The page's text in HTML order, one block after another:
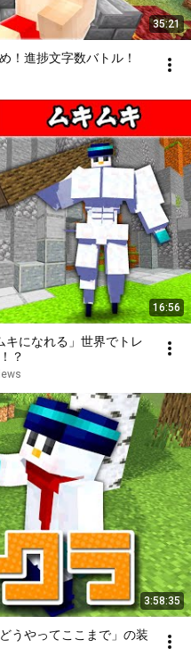
35:21
！進捗文字数バトル！
16:56
キになれる」世界でトレ
？
3:58:35
うやってここまで」の装